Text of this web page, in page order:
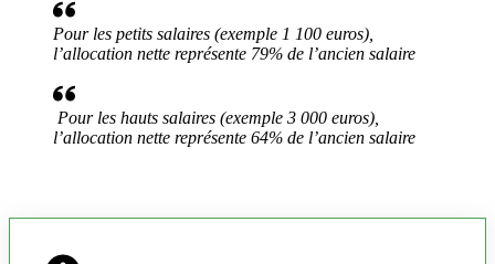
Pour les petits salaires (exemple 1 100 euros),
l’allocation nette représente 79% de l’ancien salaire
Pour les hauts salaires (exemple 3 000 euros),
l’allocation nette représente 64% de l’ancien salaire